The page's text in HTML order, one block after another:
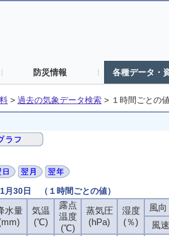
防災情報 各種データ・
> 過去の気象データ検索 > １時間ごとの
30日 （１時間ごとの値）
水量
気温
(℃)
露点
温度
(℃)
蒸気圧
(hPa)
湿度
(％)
風
風速
水量
気温
(℃)
露点
温度
(℃)
蒸気圧
(hPa)
湿度
(％)
風
風速
水量
気温
(℃)
露点
温度
(℃)
蒸気圧
(hPa)
湿度
(％)
風
風速
水量
気温
(℃)
露点
温度
(℃)
蒸気圧
(hPa)
湿度
(％)
風
風速